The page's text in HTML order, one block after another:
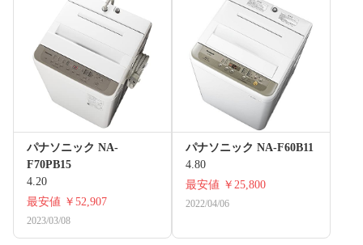
パナソニック NA-
F70PB15
4.20
最安値 ￥52,907
2023/03/08
パナソニック NA-F60B11
4.80
最安値 ￥25,800
2022/04/06